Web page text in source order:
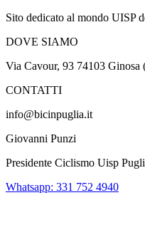
Sito dedicato al mondo UISP
DOVE SIAMO
Via Cavour, 93 74103 Ginosa
CONTATTI
info@bicinpuglia.it
Giovanni Punzi
Presidente Ciclismo Uisp
Whatsapp: 331 752 4940